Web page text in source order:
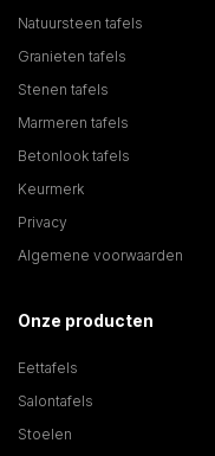
Natuursteen tafels
Granieten tafels
Stenen tafels
Marmeren tafels
Betonlook tafels
Keurmerk
Privacy
Algemene voorwaarden
Onze producten
Eettafels
Salontafels
Stoelen